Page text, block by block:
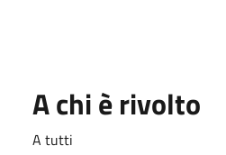
A chi è rivolto
A tutti